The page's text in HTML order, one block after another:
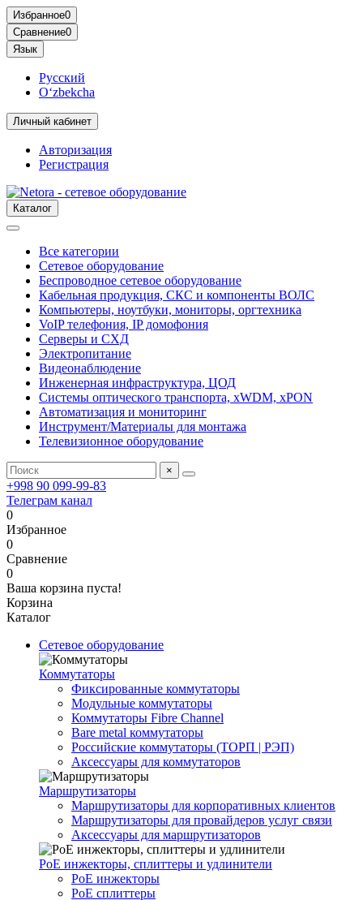
Избранное0
Сравнение0
Язык
Русский
O‘zbekcha
Личный кабинет
Авторизация
Регистрация
Каталог
Все категории
Сетевое оборудование
Беспроводное сетевое оборудование
Кабельная продукция, СКС и компоненты ВОЛС
Компьютеры, ноутбуки, мониторы, оргтехника
VoIP телефония, IP домофония
Серверы и СХД
Электропитание
Видеонаблюдение
Инженерная инфраструктура, ЦОД
Системы оптического транспорта, xWDM, xPON
Автоматизация и мониторинг
Инструмент/Материалы для монтажа
Телевизионное оборудование
×
+998 90 099-99-83
Телеграм канал
0
Избранное
0
Сравнение
0
Ваша корзина пуста!
Корзина
Каталог
Сетевое оборудование
Коммутаторы
Фиксированные коммутаторы
Модульные коммутаторы
Коммутаторы Fibre Channel
Bare metal коммутаторы
Российские коммутаторы (ТОРП | РЭП)
Аксессуары для коммутаторов
Маршрутизаторы
Маршрутизаторы для корпоративных клиентов
Маршрутизаторы для провайдеров услуг связи
Аксессуары для маршрутизаторов
PoE инжекторы, сплиттеры и удлинители
PoE инжекторы
PoE сплиттеры